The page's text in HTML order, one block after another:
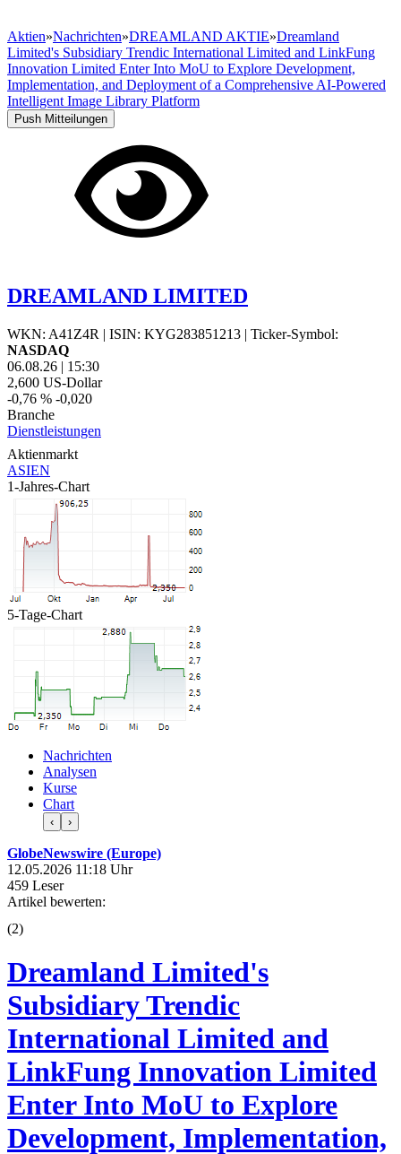
Aktien»Nachrichten»DREAMLAND AKTIE»Dreamland
Limited's Subsidiary Trendic International Limited and LinkFung
Innovation Limited Enter Into MoU to Explore Development,
Implementation, and Deployment of a Comprehensive AI-Powered
Intelligent Image Library Platform
Push Mitteilungen
DREAMLAND LIMITED
WKN: A41Z4R | ISIN: KYG283851213 | Ticker-Symbol:
NASDAQ
06.08.26 | 15:30
2,600 US-Dollar
-0,76 % -0,020
Branche
Dienstleistungen
Aktienmarkt
ASIEN
1-Jahres-Chart
5-Tage-Chart
Nachrichten
Analysen
Kurse
Chart
‹ ›
GlobeNewswire (Europe)
12.05.2026 11:18 Uhr
459 Leser
Artikel bewerten:
(2)
Dreamland Limited's
Subsidiary Trendic
International Limited and
LinkFung Innovation Limited
Enter Into MoU to Explore
Development, Implementation,